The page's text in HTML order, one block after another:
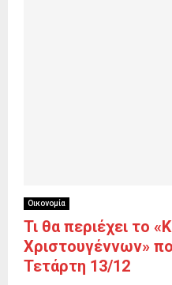
Οικονομία
Τι θα περιέχει το
Χριστουγέννων»
Τετάρτη 13/12